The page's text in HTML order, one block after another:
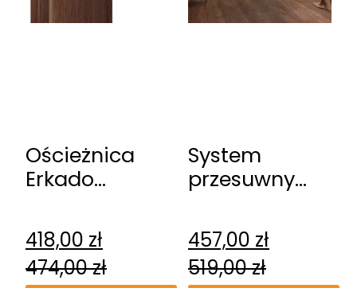
Ościeżnica
Erkado
przylgowa
418,00 zł
474,00zł
System
przesuwny
naścienny
457,00 zł
519,00zł